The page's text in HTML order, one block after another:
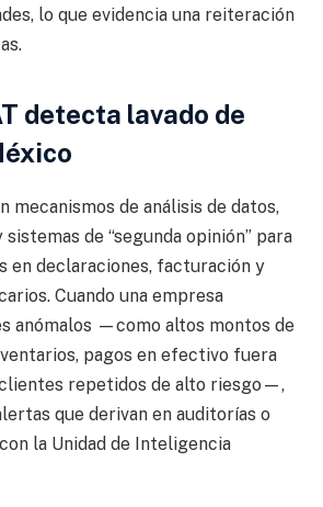
lo que evidencia una reiteración
detecta lavado de
mecanismos de análisis de datos,
de “segunda opinión” para
en declaraciones, facturación y
Cuando una empresa
anómalos —como altos montos de
pagos en efectivo fuera
repetidos de alto riesgo—,
que derivan en auditorías o
la Unidad de Inteligencia